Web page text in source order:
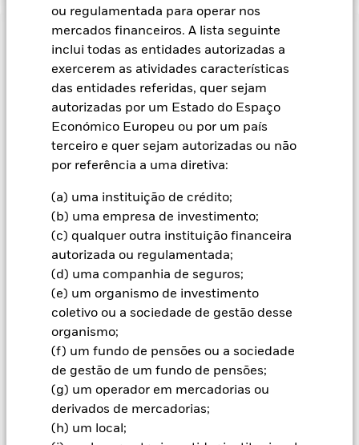
ou regulamentada para operar nos
mercados financeiros. A lista seguinte
inclui todas as entidades autorizadas a
exercerem as atividades características
das entidades referidas, quer sejam
autorizadas por um Estado do Espaço
Económico Europeu ou por um país
terceiro e quer sejam autorizadas ou não
por referência a uma diretiva:
(a) uma instituição de crédito;
(b) uma empresa de investimento;
(c) qualquer outra instituição financeira
autorizada ou regulamentada;
(d) uma companhia de seguros;
(e) um organismo de investimento
coletivo ou a sociedade de gestão desse
organismo;
(f) um fundo de pensões ou a sociedade
de gestão de um fundo de pensões;
(g) um operador em mercadorias ou
derivados de mercadorias;
(h) um local;
Informação Importante: Capital em Risco.
O valor investido
não são garantidos. Investidores podem não reaver o
montante originalmente investido.
O valor do seu investimento e da
renda a partir dele vai variar, e a quantidade do seu
investimento inicial não pode ser garantida.
derivados para a cobertura do risco cambial. A utilização de
derivados para uma categoria de acções pode implicar o risco
de contágio (também designado por “spill-over”) a outras
categorias de acções do fundo. A sociedade gestora do fundo
envidará os esforços necessários para garantir a aplicação de
procedimentos adequados quem minimizem o risco de
contágio a outra categoria de acções. Através da caixa de lista
pendente imediatamente abaixo do nome do fundo, pode ver
uma lista de todas as categorias de acções do fundo – as
assinaladas com a expressão “Hedged” no nome da categoria
de acções. Além disso, está disponível, mediante pedido
dirigido à sociedade gestora do fundo, uma lista completa de
todas as categorias de acções com cobertura cambial.